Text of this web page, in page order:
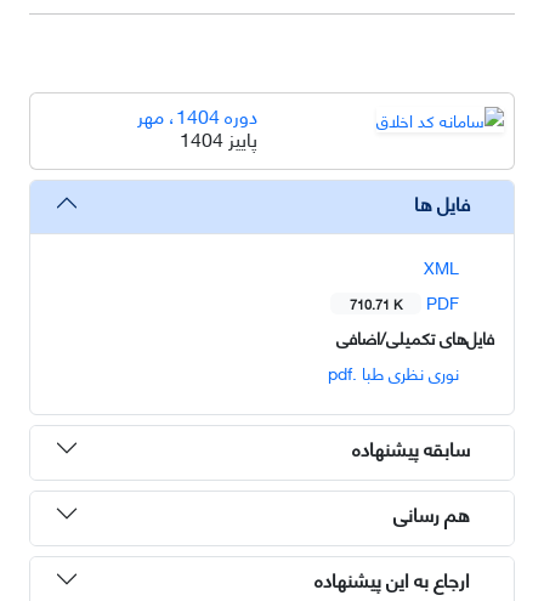
دوره 1404، مهر
پاییز 1404
فایل ها
XML
PDF
710.71 K
فایل‌های تکمیلی/اضافی
نوری نظری طبا .pdf
سابقه پیشنهاده
هم رسانی
ارجاع به این پیشنهاده